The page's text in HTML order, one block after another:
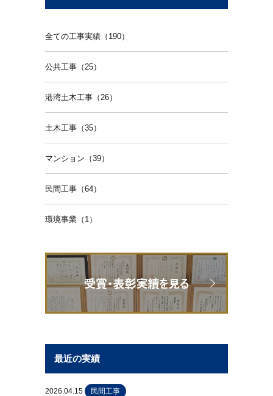
全ての工事実績（190）
公共工事（25）
港湾土木工事（26）
土木工事（35）
マンション（39）
民間工事（64）
環境事業（1）
最近の実績
2026.04.15 民間工事